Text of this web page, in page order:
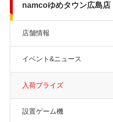
namcoゆめタウン広島店
店舗情報
イベント&ニュース
入荷プライズ
設置ゲーム機